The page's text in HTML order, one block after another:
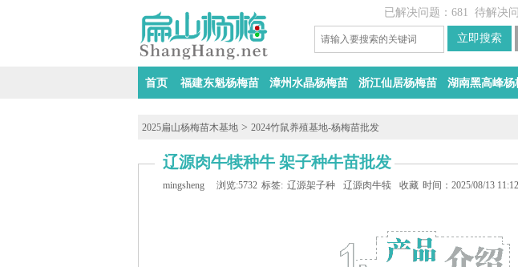
已解决问题：681 待解决
首页 福建东魁杨梅苗 漳州水晶杨梅苗 浙江仙居杨梅苗 湖南黑高峰杨
2025扁山杨梅苗木基地 > 2024竹鼠养殖基地-杨梅苗批发
辽源肉牛犊种牛 架子种牛苗批发
mingsheng 浏览:5732 标签: 辽源架子种牛苗批发辽源肉牛犊种牛收藏 时间：2025/08/13 11:12